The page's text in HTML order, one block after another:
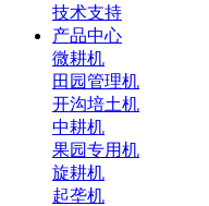
技术支持
产品中心
微耕机
田园管理机
开沟培土机
中耕机
果园专用机
旋耕机
起垄机